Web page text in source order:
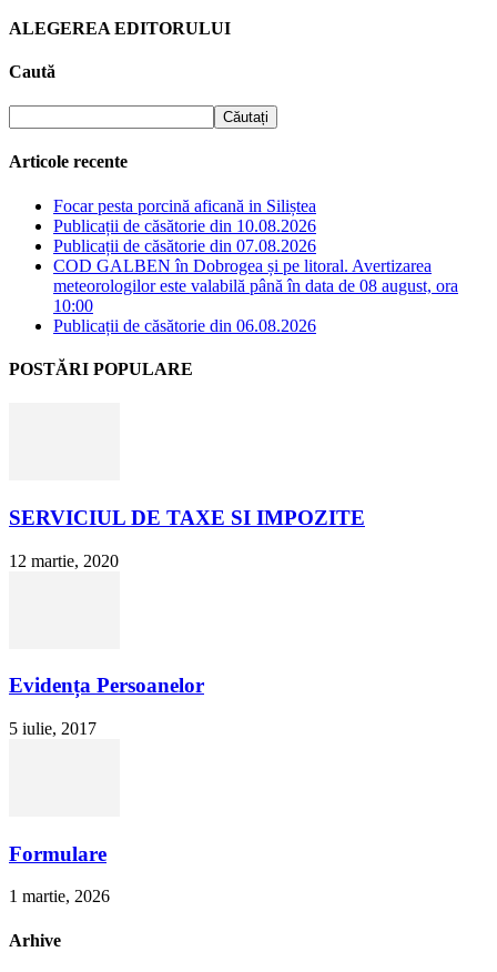
ALEGEREA EDITORULUI
Caută
Articole recente
Focar pesta porcină aficană in Siliștea
Publicații de căsătorie din 10.08.2026
Publicații de căsătorie din 07.08.2026
COD GALBEN în Dobrogea și pe litoral. Avertizarea
meteorologilor este valabilă până în data de 08 august, ora
10:00
Publicații de căsătorie din 06.08.2026
POSTĂRI POPULARE
SERVICIUL DE TAXE SI IMPOZITE
12 martie, 2020
Evidența Persoanelor
5 iulie, 2017
Formulare
1 martie, 2026
Arhive